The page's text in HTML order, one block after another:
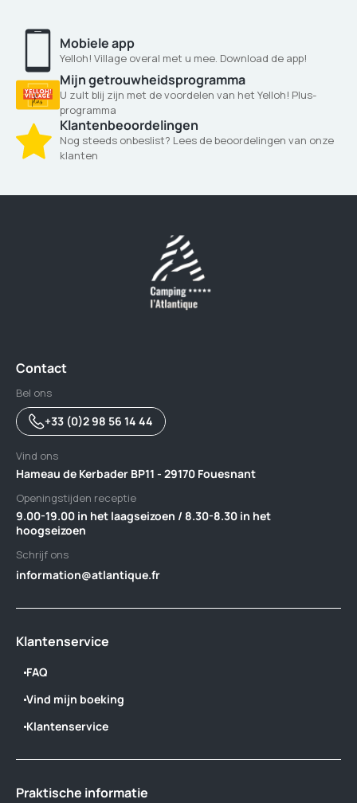
Mobiele app
Yelloh! Village overal met u mee. Download de app!
Mijn getrouwheidsprogramma
U zult blij zijn met de voordelen van het Yelloh! Plus-
programma
Klantenbeoordelingen
Nog steeds onbeslist? Lees de beoordelingen van onze
klanten
Contact
Bel ons
+33 (0)2 98 56 14 44
Vind ons
Hameau de Kerbader BP11 - 29170 Fouesnant
Openingstijden receptie
9.00-19.00 in het laagseizoen / 8.30-8.30 in het
hoogseizoen
Schrijf ons
information@atlantique.fr
Klantenservice
FAQ
Vind mijn boeking
Klantenservice
Praktische informatie